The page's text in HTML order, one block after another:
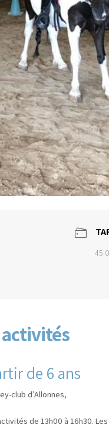
activités
de 6 ans
club d’Allonnes,
de 13h00 à 16h30.